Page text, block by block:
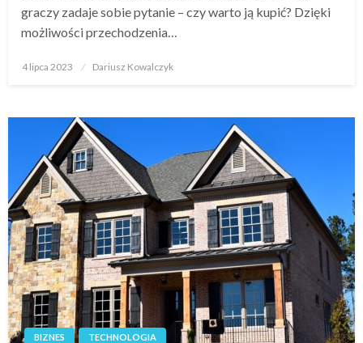
graczy zadaje sobie pytanie – czy warto ją kupić? Dzięki
możliwości przechodzenia…
Opublikowane
4 lipca 2023 Dariusz Kowalczyk
BIZNES TECHNOLOGIA